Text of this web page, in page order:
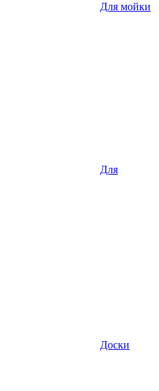
Для мойки
Для
Доски